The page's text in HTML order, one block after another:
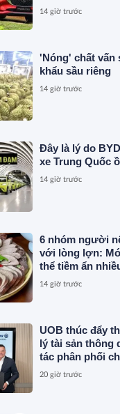
14 giờ trước
'Nóng' chất vấn
khẩu sầu riêng
14 giờ trước
Đây là lý do
xe Trung Quốc
14 giờ trước
6 nhóm người
với lòng lợn:
thể tiềm ẩn
14 giờ trước
UOB thúc đẩy
lý tài sản thông
tác phân phối
Allianz Global
20 giờ trước